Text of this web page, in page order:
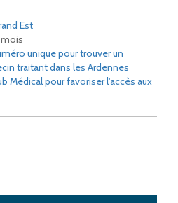
Est
mois
unique pour trouver un
traitant dans les Ardennes
Médical pour favoriser l'accès aux